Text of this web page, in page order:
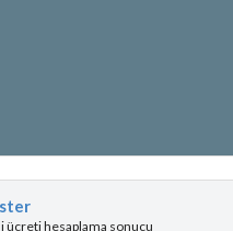
ücreti hesaplama sonucu